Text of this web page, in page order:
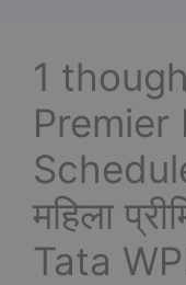
1
Premier
महिला
Tata